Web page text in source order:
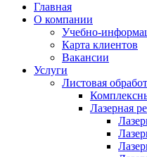
Главная
О компании
Учебно-
Карта клиентов
Вакансии
Услуги
Листовая
Лазерная